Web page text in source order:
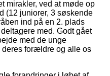
mirakler, ved at møde op
(12 juniorer, 3 søskende
ind på en 2. plads
med. Godt gået
med de unge
forældre og alle os